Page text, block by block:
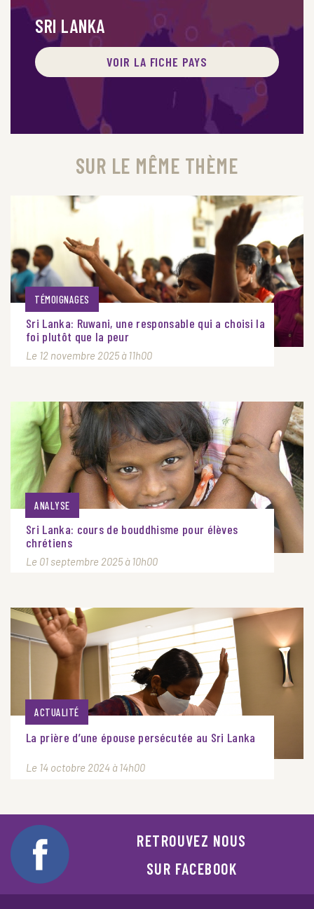
SRI LANKA
VOIR LA FICHE PAYS
SUR LE MÊME THÈME
TÉMOIGNAGES
Sri Lanka: Ruwani, une responsable qui a choisi la
foi plutôt que la peur
Le 12 novembre 2025 à 11h00
ANALYSE
Sri Lanka: cours de bouddhisme pour élèves
chrétiens
Le 01 septembre 2025 à 10h00
ACTUALITÉ
La prière d’une épouse persécutée au Sri Lanka
Le 14 octobre 2024 à 14h00
RETROUVEZ NOUS
SUR FACEBOOK